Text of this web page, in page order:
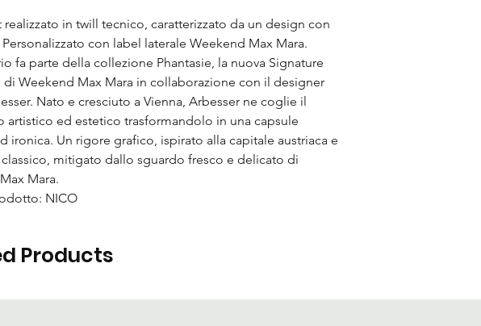
realizzato in twill tecnico, caratterizzato da un design con
con label laterale Weekend Max Mara.
fa parte della collezione Phantasie, la nuova Signature
Weekend Max Mara in collaborazione con il designer
Nato e cresciuto a Vienna, Arbesser ne coglie il
artistico ed estetico trasformandolo in una capsule
ironica. Un rigore grafico, ispirato alla capitale austriaca e
mitigato dallo sguardo fresco e delicato di
Mara.
NICO
Products